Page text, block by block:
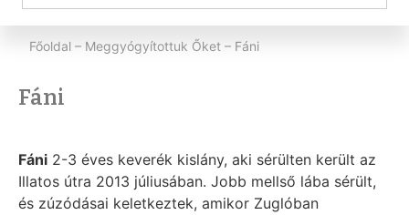
Főoldal – Meggyógyítottuk Őket – Fáni
Fáni
Fáni 2-3 éves keverék kislány, aki sérülten került az
Illatos útra 2013 júliusában. Jobb mellső lába sérült,
és zúzódásai keletkeztek, amikor Zuglóban